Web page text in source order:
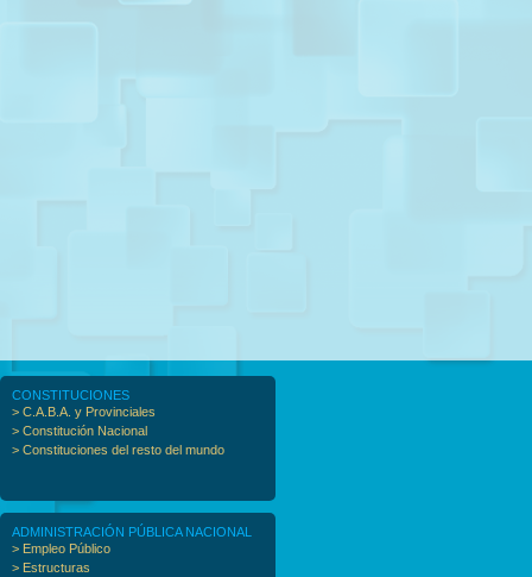
CONSTITUCIONES
> C.A.B.A. y Provinciales
> Constitución Nacional
> Constituciones del resto del mundo
ADMINISTRACIÓN PÚBLICA NACIONAL
> Empleo Público
> Estructuras